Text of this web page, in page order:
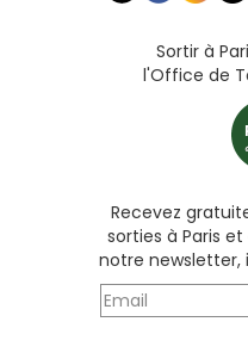
Sortir à
l'Office de
Recevez
sorties à Paris
notre newsletter,